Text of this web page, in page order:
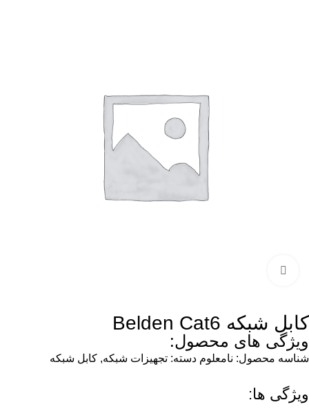
کابل شبکه Belden Cat6
ویژگی های محصول:
شناسه محصول: نامعلوم دسته: تجهیزات شبکه, کابل شبکه
ویژگی ها: